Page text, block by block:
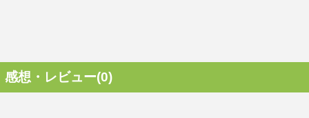
感想・レビュー(0)